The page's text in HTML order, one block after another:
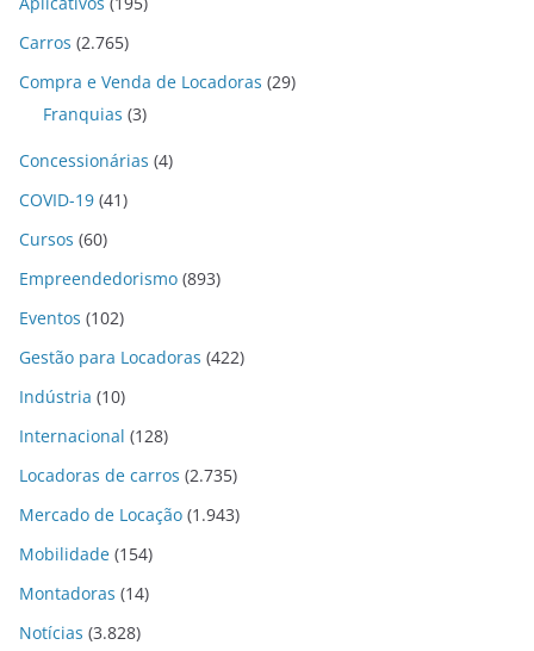
Carros (2.765)
Compra e Venda de Locadoras (29)
Franquias (3)
Concessionárias (4)
COVID-19 (41)
Cursos (60)
Empreendedorismo (893)
Eventos (102)
Gestão para Locadoras (422)
Indústria (10)
Internacional (128)
Locadoras de carros (2.735)
Mercado de Locação (1.943)
Mobilidade (154)
Montadoras (14)
Notícias (3.828)